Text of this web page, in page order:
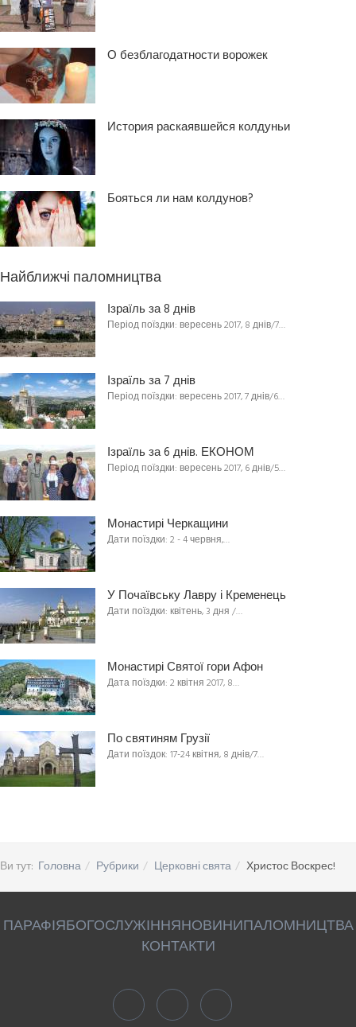
О безблагодатности ворожек
История раскаявшейся колдуньи
Бояться ли нам колдунов?
Найближчі паломництва
Ізраїль за 8 днів
Період поїздки: вересень 2017, 8 днів/7…
Ізраїль за 7 днів
Період поїздки: вересень 2017, 7 днів/6…
Ізраїль за 6 днів. ЕКОНОМ
Період поїздки: вересень 2017, 6 днів/5…
Монастирі Черкащини
Дати поїздки: 2 - 4 червня,…
У Почаївську Лавру і Кременець
Дати поїздки: квітень, 3 дня /…
Монастирі Святої гори Афон
Дата поїздки: 2 квітня 2017, 8…
По святиням Грузії
Дати поїздок: 17-24 квітня, 8 днів/7…
Ви тут: Головна Рубрики Церковні свята Христос Воскрес!
ПАРАФІЯБОГОСЛУЖІННЯНОВИНИПАЛОМНИЦТВА
КОНТАКТИ